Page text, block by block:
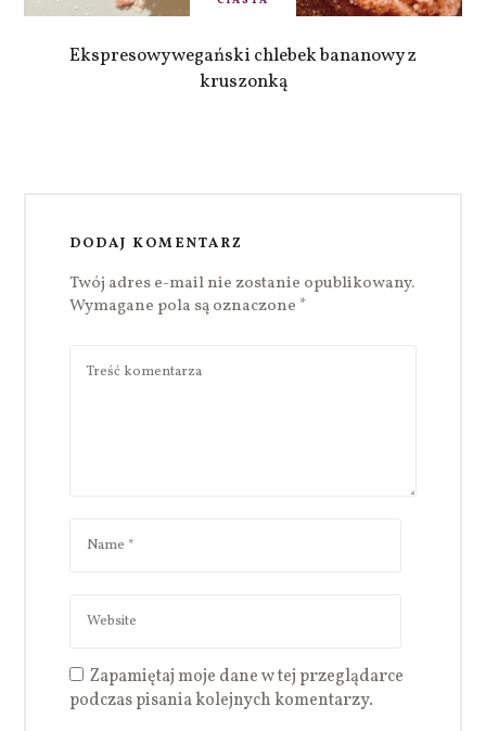
Ekspresowy wegański chlebek bananowy z
kruszonką
DODAJ KOMENTARZ
Twój adres e-mail nie zostanie opublikowany.
Wymagane pola są oznaczone *
Zapamiętaj moje dane w tej przeglądarce
podczas pisania kolejnych komentarzy.